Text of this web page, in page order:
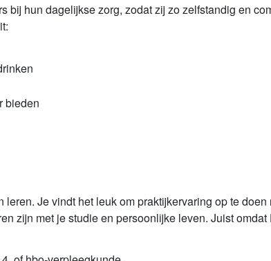
bij hun dagelijkse zorg, zodat zij zo zelfstandig en
bieden
Je vindt het leuk om praktijkervaring op te
zijn met je studie en persoonlijke leven. Juist